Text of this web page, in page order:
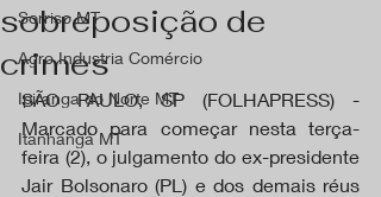
Sorriso MT
Agro Industria Comércio
Ipiranga do Norte MT
Itanhangá MT
sobreposição de
crimes
SÃO PAULO, SP (FOLHAPRESS) -
Marcado para começar nesta terça-
feira (2), o julgamento do ex-presidente
Jair Bolsonaro (PL) e dos demais réus